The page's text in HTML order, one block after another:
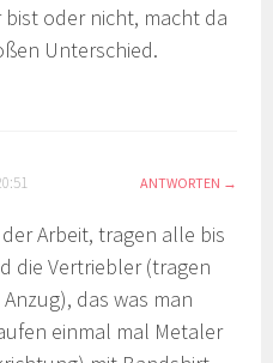
bist oder nicht, macht da
Unterschied.
ANTWORTEN
Arbeit, tragen alle bis
die Vertriebler (tragen
das was man
einmal mal Metaler